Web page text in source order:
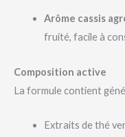
Arôme cassis
fruité, facile à
Composition active
La formule contient
Extraits de thé